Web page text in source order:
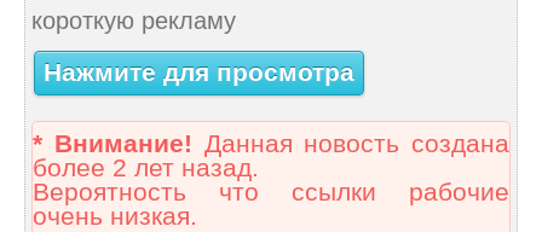
короткую рекламу
Нажмите для просмотра
* Внимание! Данная новость создана
более 2 лет назад.
Вероятность что ссылки рабочие
очень низкая.